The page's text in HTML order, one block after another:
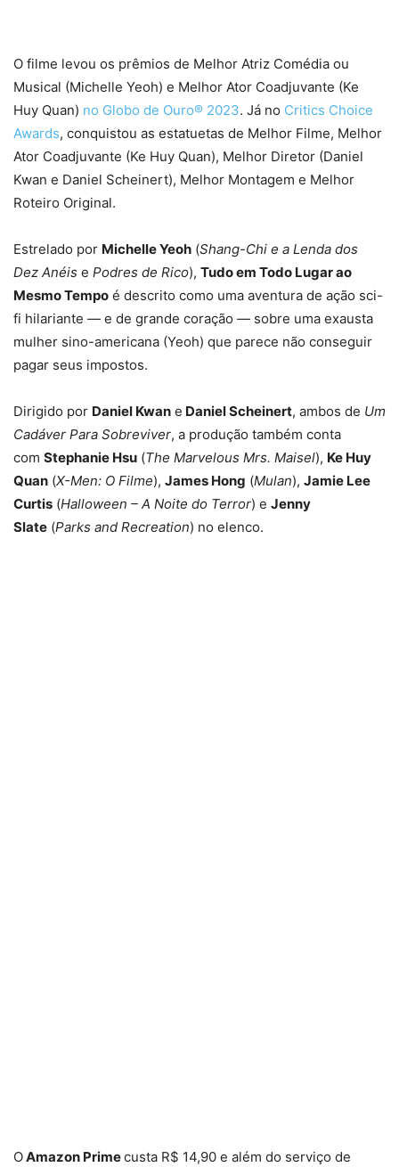
O filme levou os prêmios de Melhor Atriz Comédia ou
Musical (Michelle Yeoh) e Melhor Ator Coadjuvante (Ke
Huy Quan) no Globo de Ouro® 2023. Já no Critics Choice
Awards, conquistou as estatuetas de Melhor Filme, Melhor
Ator Coadjuvante (Ke Huy Quan), Melhor Diretor (Daniel
Kwan e Daniel Scheinert), Melhor Montagem e Melhor
Roteiro Original.
Estrelado por Michelle Yeoh (Shang-Chi e a Lenda dos
Dez Anéis e Podres de Rico), Tudo em Todo Lugar ao
Mesmo Tempo é descrito como uma aventura de ação sci-
fi hilariante — e de grande coração — sobre uma exausta
mulher sino-americana (Yeoh) que parece não conseguir
pagar seus impostos.
Dirigido por Daniel Kwan e Daniel Scheinert, ambos de Um
Cadáver Para Sobreviver, a produção também conta
com Stephanie Hsu (The Marvelous Mrs. Maisel), Ke Huy
Quan (X-Men: O Filme), James Hong (Mulan), Jamie Lee
Curtis (Halloween – A Noite do Terror) e Jenny
Slate (Parks and Recreation) no elenco.
OAmazon Primecusta R$ 14,90 e além do serviço de